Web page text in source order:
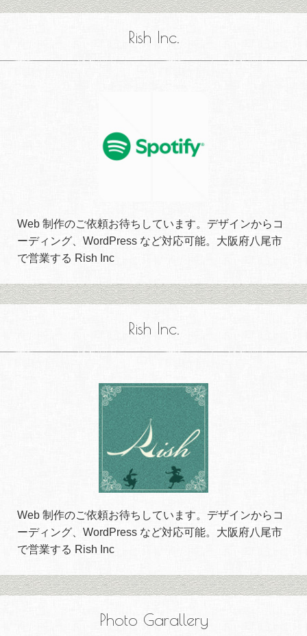
Rish Inc.
Web 制作のご依頼お待ちしています。デザインからコ
ーディング、WordPress など対応可能。大阪府八尾市
で営業する Rish Inc
Rish Inc.
Web 制作のご依頼お待ちしています。デザインからコ
ーディング、WordPress など対応可能。大阪府八尾市
で営業する Rish Inc
Photo Garallery